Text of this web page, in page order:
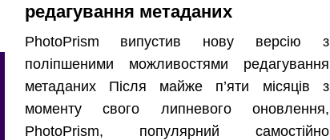
редагування метаданих
PhotoPrism випустив нову версію з
поліпшеними можливостями редагування
метаданих Після майже п’яти місяців з
моменту свого липневого оновлення,
PhotoPrism, популярний самостійно